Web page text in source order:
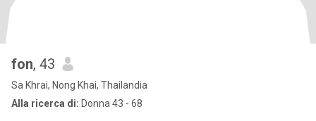
fon, 43
Sa Khrai, Nong Khai, Thailandia
Alla ricerca di: Donna 43 - 68